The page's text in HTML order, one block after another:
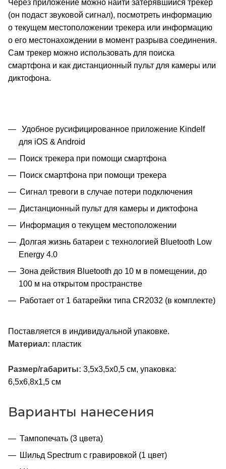
Через приложение можно найти затерявшийся трекер
(он подаст звуковой сигнал), посмотреть информацию
о текущем местоположении трекера или информацию
о его местонахождении в момент разрыва соединения.
Сам трекер можно использовать для поиска
смартфона и как дистанционный пульт для камеры или
диктофона.
Удобное русифицированное приложение Kindelf
для iOS & Android
Поиск трекера при помощи смартфона
Поиск смартфона при помощи трекера
Сигнал тревоги в случае потери подключения
Дистанционный пульт для камеры и диктофона
Информация о текущем местоположении
Долгая жизнь батареи с технологией Bluetooth Low
Energy 4.0
Зона действия Bluetooth до 10 м в помещении, до
100 м на открытом пространстве
Работает от 1 батарейки типа CR2032 (в комплекте)
Поставляется в индивидуальной упаковке.
Материал: пластик
Размер/габариты: 3,5x3,5x0,5 см, упаковка:
6,5x6,8x1,5 см
Варианты нанесения
Тампопечать (3 цвета)
Шильд Spectrum с гравировкой (1 цвет)